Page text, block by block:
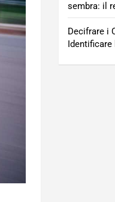
sembra: il
Decifrare i